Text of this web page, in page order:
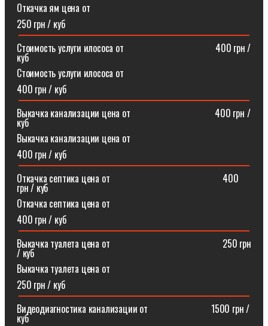
Откачка ям цена от
250 грн / куб
Стоимость услуги илососа от⠀⠀⠀⠀⠀⠀⠀⠀⠀⠀⠀⠀⠀400 грн /
куб
Стоимость услуги илососа от
400 грн / куб
Выкачка канализации цена от⠀⠀⠀⠀⠀⠀⠀⠀⠀⠀⠀⠀400 грн /
куб
Выкачка канализации цена от
400 грн / куб
Откачка септика цена от⠀⠀⠀⠀⠀⠀⠀⠀⠀⠀⠀⠀⠀⠀⠀⠀400
грн / куб
Откачка септика цена от
400 грн / куб
Выкачка туалета цена от⠀⠀⠀⠀⠀⠀⠀⠀⠀⠀⠀⠀⠀⠀⠀⠀250 грн
/ куб
Выкачка туалета цена от
250 грн / куб
Видеодиагностика канализации от⠀⠀⠀⠀⠀⠀⠀⠀⠀1500 грн /
куб